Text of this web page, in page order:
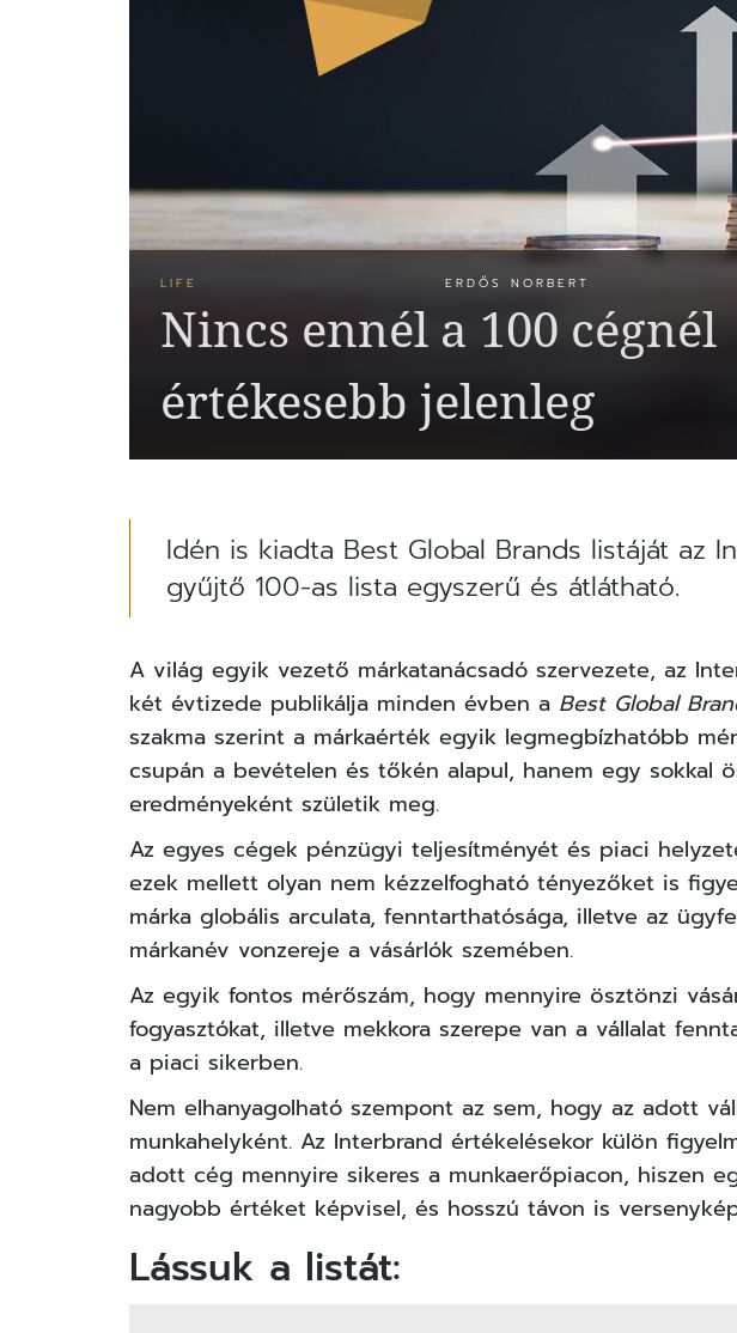
LIFE ERDŐS NORBERT
Nincs ennél a 100 cégnél
értékesebb jelenleg
Idén is kiadta Best Global Brands listáját az
gyűjtő 100-as lista egyszerű és átlátható.
A világ egyik vezető márkatanácsadó szervezete, az
két évtizede publikálja minden évben a Best Global
szakma szerint a márkaérték egyik legmegbízhatóbb
csupán a bevételen és tőkén alapul, hanem egy sokkal
eredményeként születik meg.
Az egyes cégek pénzügyi teljesítményét és piaci
ezek mellett olyan nem kézzelfogható tényezőket is
márka globális arculata, fenntarthatósága, illetve az
márkanév vonzereje a vásárlók szemében.
Az egyik fontos mérőszám, hogy mennyire ösztönzi
fogyasztókat, illetve mekkora szerepe van a vállalat
a piaci sikerben.
Nem elhanyagolható szempont az sem, hogy az adott
munkahelyként. Az Interbrand értékelésekor külön
adott cég mennyire sikeres a munkaerőpiacon, hiszen
nagyobb értéket képvisel, és hosszú távon is
Lássuk a listát: